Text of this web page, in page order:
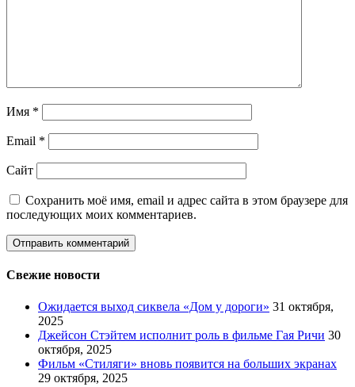
Имя *
Email *
Сайт
Сохранить моё имя, email и адрес сайта в этом браузере для
последующих моих комментариев.
Свежие новости
Ожидается выход сиквела «Дом у дороги» 31 октября,
2025
Джейсон Стэйтем исполнит роль в фильме Гая Ричи 30
октября, 2025
Фильм «Стиляги» вновь появится на больших экранах
29 октября, 2025